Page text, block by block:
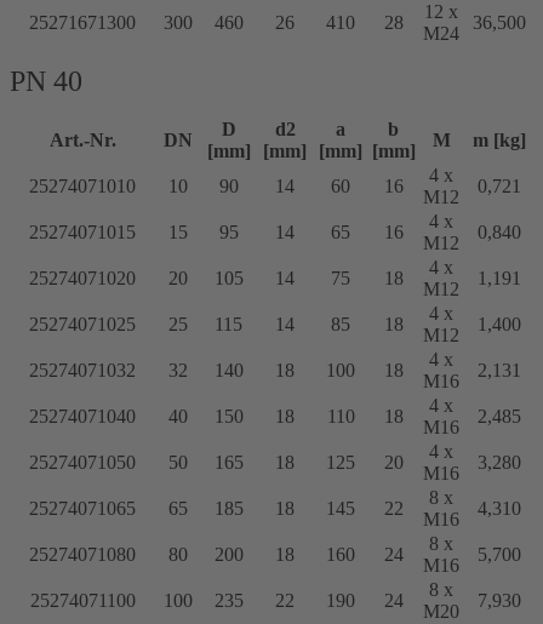
25271671300 300 460 26 410 28
12 x
M24
36,500
PN 40
Art.-Nr. DN
D
[mm]
d2
[mm]
a
[mm]
b
[mm]
M m [kg]
25274071010 10 90 14 60 16
4 x
M12
0,721
25274071015 15 95 14 65 16
4 x
M12
0,840
25274071020 20 105 14 75 18
4 x
M12
1,191
25274071025 25 115 14 85 18
4 x
M12
1,400
25274071032 32 140 18 100 18
4 x
M16
2,131
25274071040 40 150 18 110 18
4 x
M16
2,485
25274071050 50 165 18 125 20
4 x
M16
3,280
25274071065 65 185 18 145 22
8 x
M16
4,310
25274071080 80 200 18 160 24
8 x
M16
5,700
25274071100 100 235 22 190 24
8 x
M20
7,930